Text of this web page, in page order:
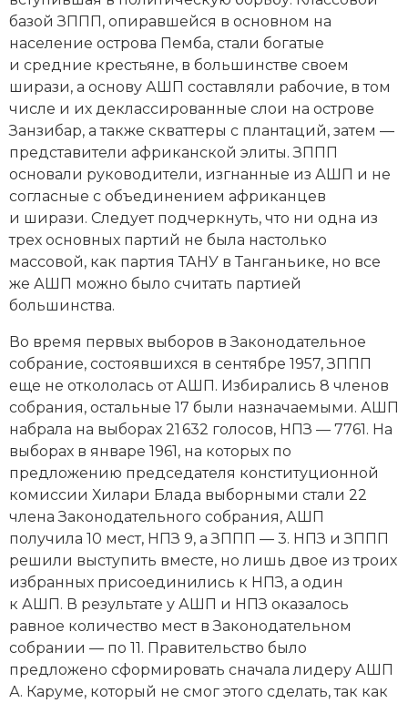
базой ЗППП, опиравшейся в основном на
население острова Пемба, стали богатые
и средние крестьяне, в большинстве своем
ширази, а основу АШП составляли рабочие, в том
числе и их деклассированные слои на острове
Занзибар, а также скваттеры с плантаций, затем —
представители африканской элиты. ЗППП
основали руководители, изгнанные из АШП и не
согласные с объединением африканцев
и ширази. Следует подчеркнуть, что ни одна из
трех основных партий не была настолько
массовой, как партия ТАНУ в Танганьике, но все
же АШП можно было считать партией
большинства.
Во время первых выборов в Законодательное
собрание, состоявшихся в сентябре 1957, ЗППП
еще не откололась от АШП. Избирались 8 членов
собрания, остальные 17 были назначаемыми. АШП
набрала на выборах 21 632 голосов, НПЗ — 7761. На
выборах в январе 1961, на которых по
предложению председателя конституционной
комиссии Хилари Блада выборными стали 22
члена Законодательного собрания, АШП
получила 10 мест, НПЗ 9, а ЗППП — 3. НПЗ и ЗППП
решили выступить вместе, но лишь двое из троих
избранных присоединились к НПЗ, а один
к АШП. В результате у АШП и НПЗ оказалось
равное количество мест в Законодательном
собрании — по 11. Правительство было
предложено сформировать сначала лидеру АШП
А. Каруме, который не смог этого сделать, так как